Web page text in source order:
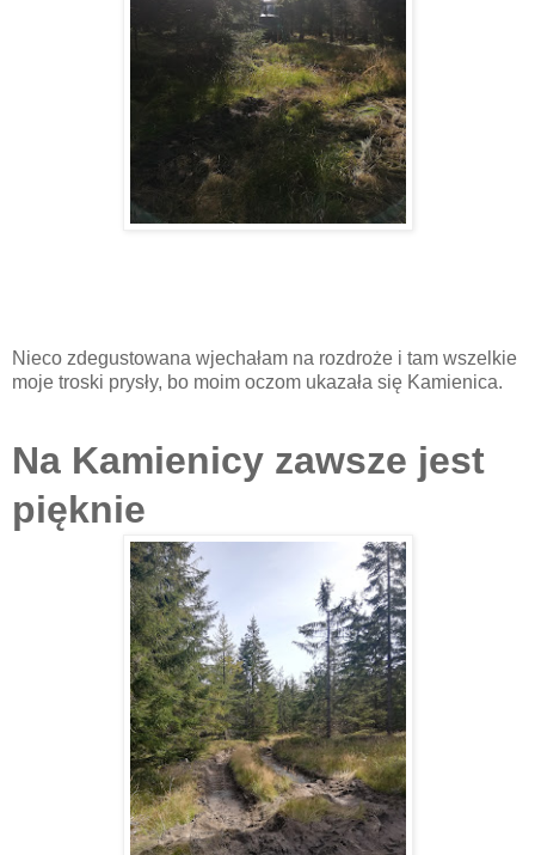
Nieco zdegustowana wjechałam na rozdroże i tam wszelkie
moje troski prysły, bo moim oczom ukazała się Kamienica.
Na Kamienicy zawsze jest
pięknie